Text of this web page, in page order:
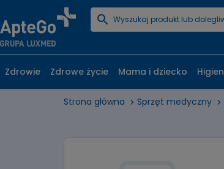
Strona główna Sprzęt medyczny
Zdrowie Zdrowe życie Mama i dziecko